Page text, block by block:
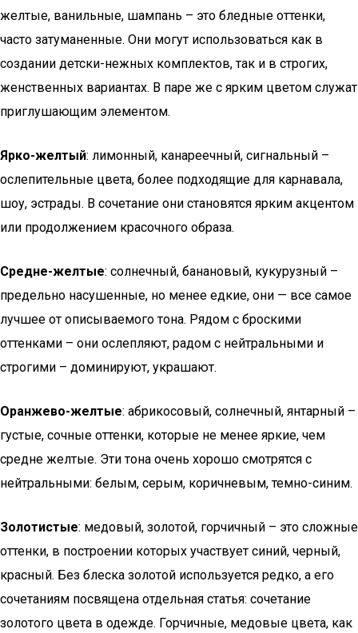
желтые, ванильные, шампань – это бледные оттенки,
часто затуманенные. Они могут использоваться как в
создании детски-нежных комплектов, так и в строгих,
женственных вариантах. В паре же с ярким цветом служат
приглушающим элементом.
Ярко-желтый: лимонный, канареечный, сигнальный –
ослепительные цвета, более подходящие для карнавала,
шоу, эстрады. В сочетание они становятся ярким акцентом
или продолжением красочного образа.
Средне-желтые: солнечный, банановый, кукурузный –
предельно насушенные, но менее едкие, они — все самое
лучшее от описываемого тона. Рядом с броскими
оттенками – они ослепляют, радом с нейтральными и
строгими – доминируют, украшают.
Оранжево-желтые: абрикосовый, солнечный, янтарный –
густые, сочные оттенки, которые не менее яркие, чем
средне желтые. Эти тона очень хорошо смотрятся с
нейтральными: белым, серым, коричневым, темно-синим.
Золотистые: медовый, золотой, горчичный – это сложные
оттенки, в построении которых участвует синий, черный,
красный. Без блеска золотой используется редко, а его
сочетаниям посвящена отдельная статья: сочетание
золотого цвета в одежде. Горчичные, медовые цвета, как